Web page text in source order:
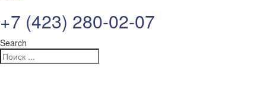
+7 (423) 280-02-07
Search